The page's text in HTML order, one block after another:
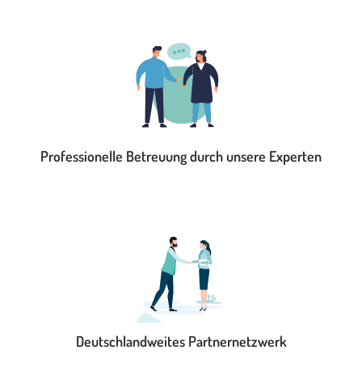
Professionelle Betreuung durch unsere Experten
Deutschlandweites Partnernetzwerk